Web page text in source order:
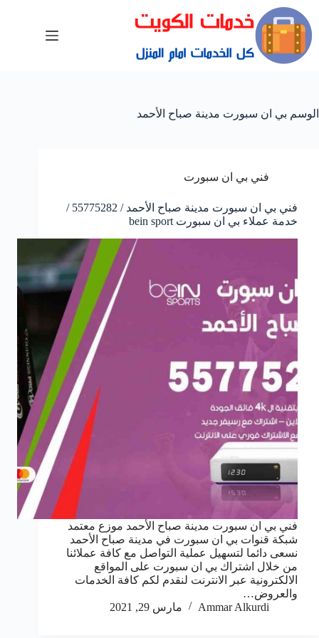
الوسم بي ان سبورت مدينة صباح الأحمد
فني بي ان سبورت
فني بي ان سبورت مدينة صباح الأحمد / 55775282 /
خدمة عملاء بي ان سبورت bein sport
فني بي ان سبورت مدينة صباح الأحمد موزع معتمد
شبكة قنوات بي ان سبورت في مدينة صباح الأحمد
نسعى دائما لتسهيل عملية التواصل مع كافة عملائنا
من خلال اشتراك بي ان سبورت على المواقع
الالكترونية عبر الانترنت لنقدم لكم كافة الخدمات
والعروض…
Ammar Alkurdi
مارس 29, 2021